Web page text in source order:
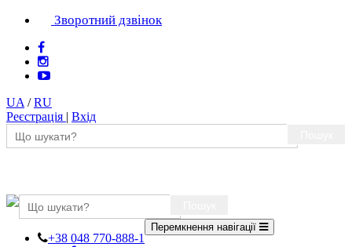
Зворотний дзвінок
UA /RU
Реєстрація | Вхід
+38 048 770-888-1
Перемкнення навігації